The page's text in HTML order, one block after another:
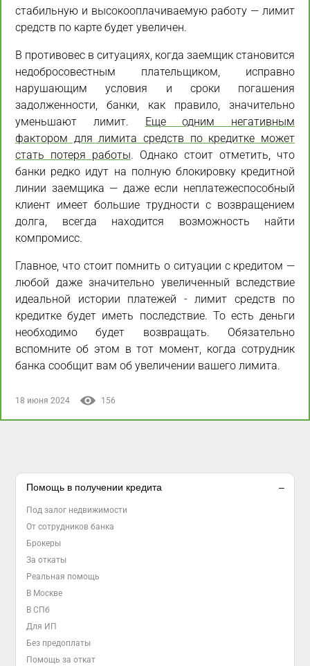
стабильную и высокооплачиваемую работу — лимит
средств по карте будет увеличен.
В противовес в ситуациях, когда заемщик становится
недобросовестным плательщиком, исправно
нарушающим условия и сроки погашения
задолженности, банки, как правило, значительно
уменьшают лимит. Еще одним негативным
фактором для лимита средств по кредитке может
стать потеря работы. Однако стоит отметить, что
банки редко идут на полную блокировку кредитной
линии заемщика — даже если неплатежеспособный
клиент имеет большие трудности с возвращением
долга, всегда находится возможность найти
компромисс.
Главное, что стоит помнить о ситуации с кредитом —
любой даже значительно увеличенный вследствие
идеальной истории платежей - лимит средств по
кредитке будет иметь последствие. То есть деньги
необходимо будет возвращать. Обязательно
вспомните об этом в тот момент, когда сотрудник
банка сообщит вам об увеличении вашего лимита.
18 июня 2024 156
Помощь в получении кредита
Под залог недвижимости
От сотрудников банка
Брокеры
За откаты
Реальная помощь
В Москве
В СПб
Для ИП
Без предоплаты
Помощь за откат